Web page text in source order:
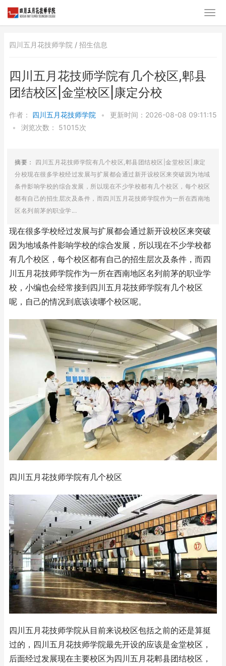
四川五月花技师学院 / 招生信息
四川五月花技师学院有几个校区,郫县
团结校区|金堂校区|康定分校
作者： 四川五月花技师学院 •
更新时间：2026-08-08 09:11:15
•
浏览次数： 51015次
摘要： 四川五月花技师学院有几个校区,郫县团结校区|金堂校区|康定
分校现在很多学校经过发展与扩展都会通过新开设校区来突破因为地域
条件影响学校的综合发展，所以现在不少学校都有几个校区，每个校区
都有自己的招生层次及条件，而四川五月花技师学院作为一所在西南地
区名列前茅的职业学...
现在很多学校经过发展与扩展都会通过新开设校区来突破
因为地域条件影响学校的综合发展，所以现在不少学校都
有几个校区，每个校区都有自己的招生层次及条件，而四
川五月花技师学院作为一所在西南地区名列前茅的职业学
校，小编也会经常接到四川五月花技师学院有几个校区
呢，自己的情况到底该读哪个校区呢。
四川五月花技师学院有几个校区
四川五月花技师学院从目前来说校区包括之前的还是算挺
过的，四川五月花技师学院最先开设的应该是金堂校区，
后面经过发展现在主要校区为四川五月花郫县团结校区，